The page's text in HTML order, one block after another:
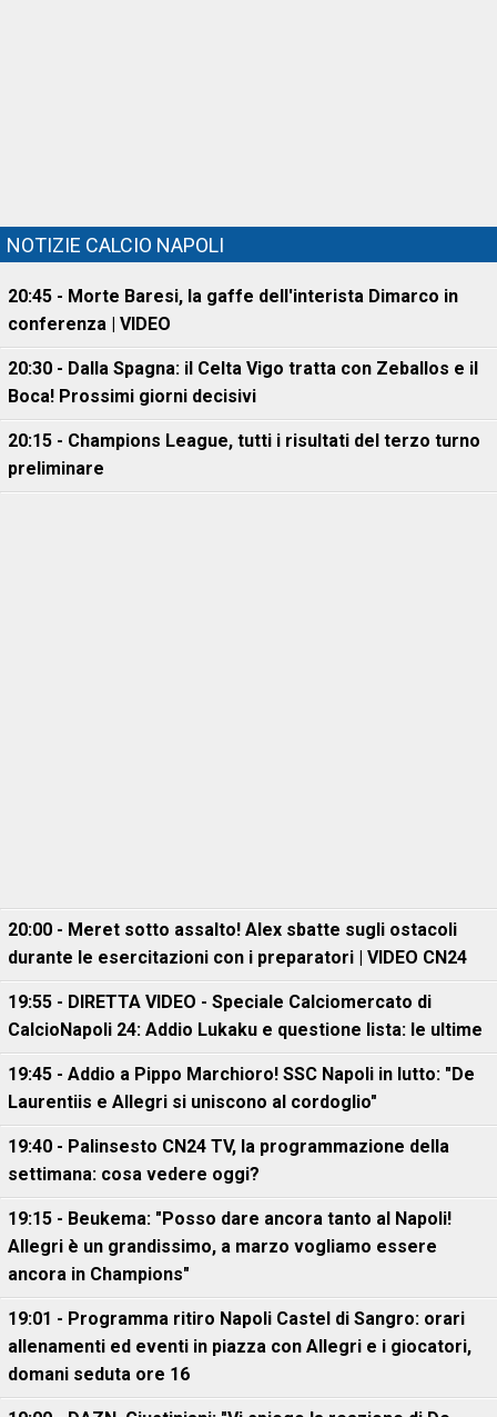
NOTIZIE CALCIO NAPOLI
20:45 - Morte Baresi, la gaffe dell'interista Dimarco in
conferenza | VIDEO
20:30 - Dalla Spagna: il Celta Vigo tratta con Zeballos e il
Boca! Prossimi giorni decisivi
20:15 - Champions League, tutti i risultati del terzo turno
preliminare
20:00 - Meret sotto assalto! Alex sbatte sugli ostacoli
durante le esercitazioni con i preparatori | VIDEO CN24
19:55 - DIRETTA VIDEO - Speciale Calciomercato di
CalcioNapoli 24: Addio Lukaku e questione lista: le ultime
19:45 - Addio a Pippo Marchioro! SSC Napoli in lutto: "De
Laurentiis e Allegri si uniscono al cordoglio"
19:40 - Palinsesto CN24 TV, la programmazione della
settimana: cosa vedere oggi?
19:15 - Beukema: "Posso dare ancora tanto al Napoli!
Allegri è un grandissimo, a marzo vogliamo essere
ancora in Champions"
19:01 - Programma ritiro Napoli Castel di Sangro: orari
allenamenti ed eventi in piazza con Allegri e i giocatori,
domani seduta ore 16